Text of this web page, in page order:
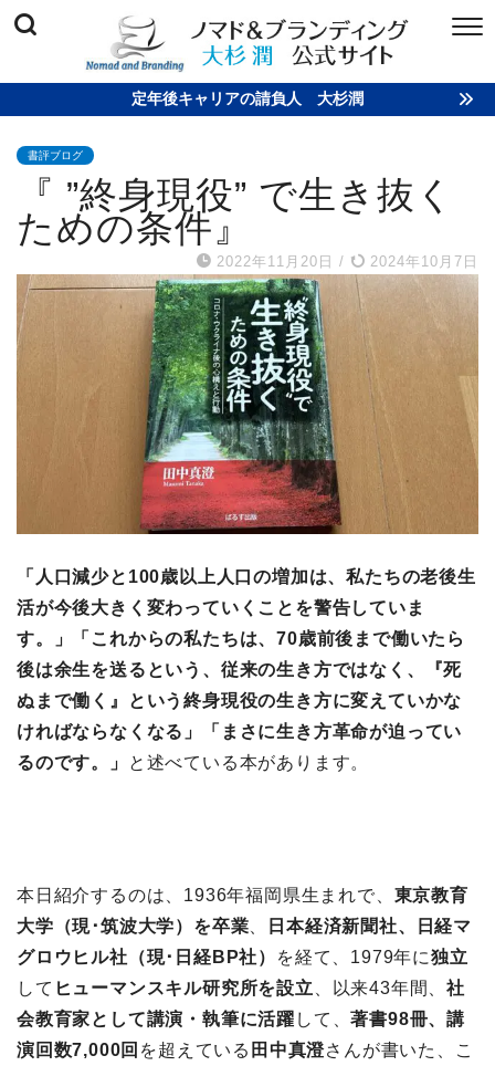
定年後キャリアの請負人 大杉潤
書評ブログ
『 ”終身現役” で生き抜く
ための条件』
2022年11月20日 / 2024年10月7日
「人口減少と100歳以上人口の増加は、私たちの老後生
活が今後大きく変わっていくことを警告していま
す。」「これからの私たちは、70歳前後まで働いたら
後は余生を送るという、従来の生き方ではなく、『死
ぬまで働く』という終身現役の生き方に変えていかな
ければならなくなる」「まさに生き方革命が迫ってい
るのです。」
と述べている本があります。
本日紹介するのは、1936年福岡県生まれで、 東京教育
大学（現･筑波大学）を卒業
日本経済新聞社、日経マ
グロウヒル社（現･日経BP社）
を経て、1979年に独立
して ヒューマンスキル研究所を設立 、以来43年間、社
会教育家として講演・執筆に活躍 して、著書98冊、講
演回数7,000回 を超えている 田中真澄さんが書いた、こ